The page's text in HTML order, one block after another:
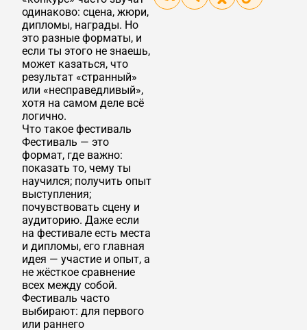
одинаково: сцена, жюри,
дипломы, награды. Но
это разные форматы, и
если ты этого не знаешь,
может казаться, что
результат «странный»
или «несправедливый»,
хотя на самом деле всё
логично.
Что такое фестиваль
Фестиваль — это
формат, где важно:
показать то, чему ты
научился; получить опыт
выступления;
почувствовать сцену и
аудиторию. Даже если
на фестивале есть места
и дипломы, его главная
идея — участие и опыт, а
не жёсткое сравнение
всех между собой.
Фестиваль часто
выбирают: для первого
или раннего